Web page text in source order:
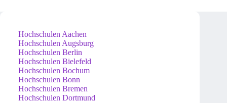
Hochschulen Aachen
Hochschulen Augsburg
Hochschulen Berlin
Hochschulen Bielefeld
Hochschulen Bochum
Hochschulen Bonn
Hochschulen Bremen
Hochschulen Dortmund